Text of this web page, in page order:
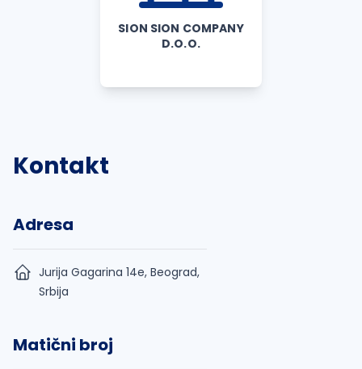
SION SION COMPANY
D.O.O.
Kontakt
Adresa
Jurija Gagarina 14e, Beograd,
Srbija
Matični broj